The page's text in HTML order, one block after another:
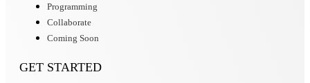
Programming
Collaborate
Coming Soon
GET STARTED